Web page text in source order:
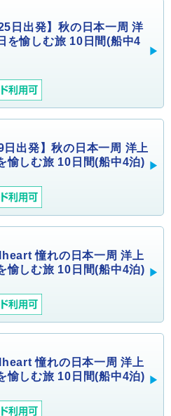
日出発】秋の日本一周 洋
を愉しむ旅 10日間(船中4
日出発】秋の日本一周 洋上
愉しむ旅 10日間(船中4泊)
憧れの日本一周 洋上
愉しむ旅 10日間(船中4泊)
憧れの日本一周 洋上
愉しむ旅 10日間(船中4泊)